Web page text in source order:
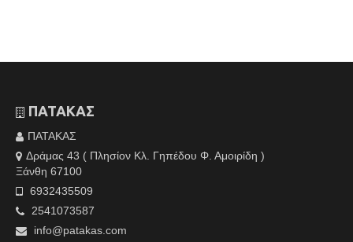
ΠΑΤΑΚΑΣ
ΠΑΤΑΚΑΣ
Δράμας 43 ( Πλησίον Κλ. Γηπέδου Φ. Αμοιρίδη )
Ξάνθη 67100
6932435509
2541073587
info@patakas.com